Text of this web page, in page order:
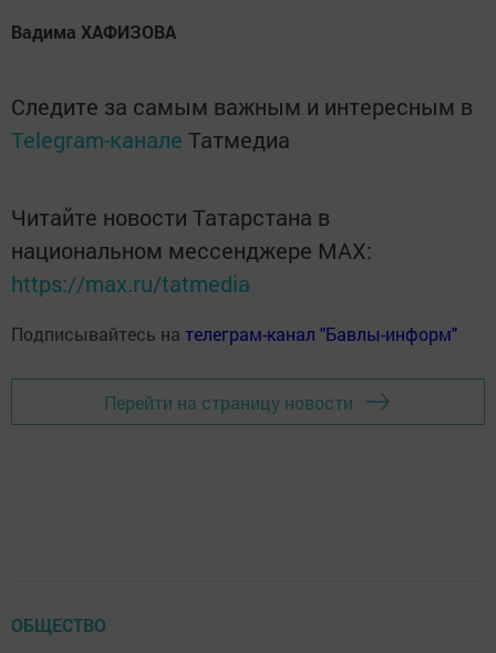
Вадима ХАФИЗОВА
Следите за самым важным и интересным в
Telegram-канале Татмедиа
Читайте новости Татарстана в
национальном мессенджере MАХ:
https://max.ru/tatmedia
Подписывайтесь на телеграм-канал "Бавлы-информ"
Перейти на страницу новости
ОБЩЕСТВО